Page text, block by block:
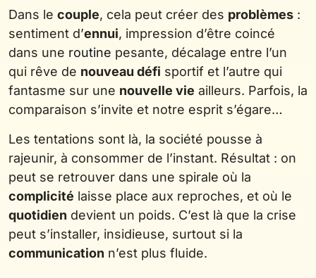
Dans le couple, cela peut créer des problèmes :
sentiment d’ennui, impression d’être coincé
dans une routine pesante, décalage entre l’un
qui rêve de nouveau défi sportif et l’autre qui
fantasme sur une nouvelle vie ailleurs. Parfois, la
comparaison s’invite et notre esprit s’égare…
Les tentations sont là, la société pousse à
rajeunir, à consommer de l’instant. Résultat : on
peut se retrouver dans une spirale où la
complicité laisse place aux reproches, et où le
quotidien devient un poids. C’est là que la crise
peut s’installer, insidieuse, surtout si la
communication n’est plus fluide.